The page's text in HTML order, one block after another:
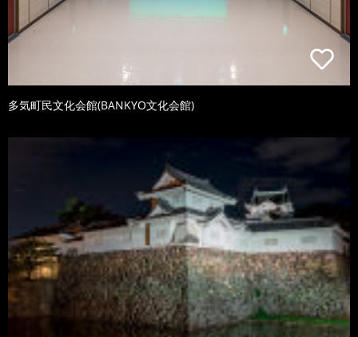
多気町民文化会館(BANKYO文化会館)